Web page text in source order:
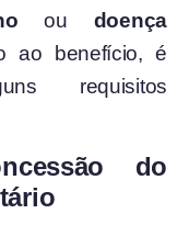
ou doença
ao benefício, é
requisitos
do